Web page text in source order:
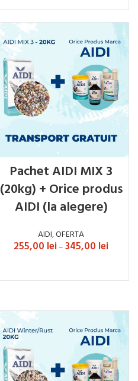
Pachet AIDI MIX 3
(20kg) + Orice produs
AIDI (la alegere)
AIDI,OFERTA
255,00 lei–345,00 lei